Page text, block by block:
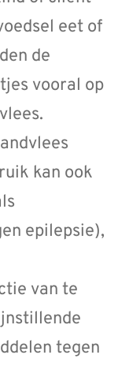
eet of
de
vooral op
kan ook
epilepsie),
van te
tegen